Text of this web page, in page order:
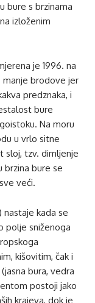
bure s brzinama
izloženim
je 1996. na
manje brodove jer
predznaka, i
bure
Na moru
u vrlo sitne
sloj, tzv. dimljenje
brzina bure se
veći.
nastaje kada se
polje sniženoga
kišovitim, čak i
bura, vedra
postoji jako
krajeva, dok je